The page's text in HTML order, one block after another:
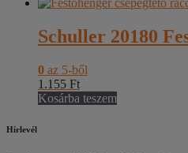
Schuller 20180
0 az 5-ből
1.155 Ft
Kosárba teszem
Hírlevél